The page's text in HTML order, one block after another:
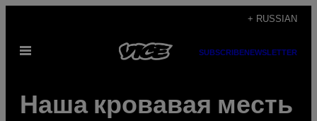
content
+ RUSSIAN
Open
SUBSCRIBENEWSLETTER
Наша кровавая месть